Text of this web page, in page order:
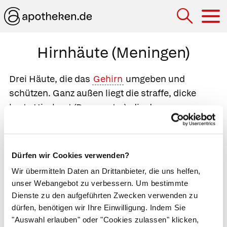
Dürfen wir Cookies verwenden?
Wir übermitteln Daten an Drittanbieter, die uns helfen,
unser Webangebot zu verbessern. Um bestimmte
Dienste zu den aufgeführten Zwecken verwenden zu
dürfen, benötigen wir Ihre Einwilligung. Indem Sie
"Auswahl erlauben" oder "Cookies zulassen" klicken,
Hirnhäute (Meningen)
Drei Häute, die das Gehirn umgeben und
schützen. Ganz außen liegt die straffe, dicke
harte Hirnhaut (Dura mater ), die dem
Schädelknochen fest anliegt und mit der
Knochenhautverwachsen ist. Darunter folgt als
mittlere Hirnhaut die
Spinngewebshaut
empfindlichste Schicht ist die dem Gehirn
aufliegendeweiche Hirnhaut(Pia mater), die von
einem Netz aus Blutgefäßen durchzogen ist. Im
Bereich desHinterhauptlochsgehen die